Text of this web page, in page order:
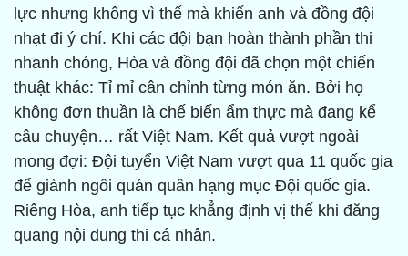
lực nhưng không vì thế mà khiến anh và đồng đội
nhạt đi ý chí. Khi các đội bạn hoàn thành phần thi
nhanh chóng, Hòa và đồng đội đã chọn một chiến
thuật khác: Tỉ mỉ cân chỉnh từng món ăn. Bởi họ
không đơn thuần là chế biến ẩm thực mà đang kể
câu chuyện… rất Việt Nam. Kết quả vượt ngoài
mong đợi: Đội tuyển Việt Nam vượt qua 11 quốc gia
để giành ngôi quán quân hạng mục Đội quốc gia.
Riêng Hòa, anh tiếp tục khẳng định vị thế khi đăng
quang nội dung thi cá nhân.